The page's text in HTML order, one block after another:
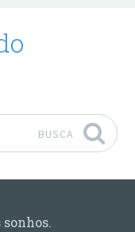
BUSCA